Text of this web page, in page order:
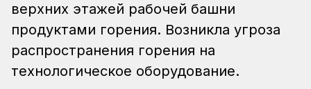
верхних этажей рабочей башни
продуктами горения. Возникла угроза
распространения горения на
технологическое оборудование.